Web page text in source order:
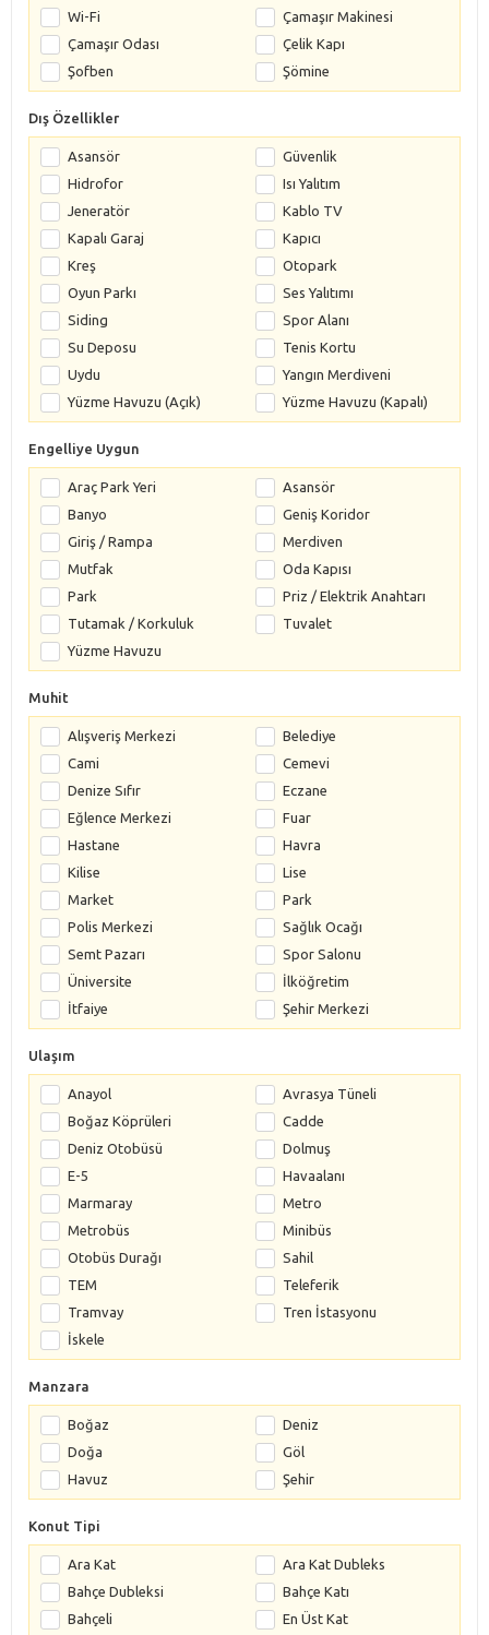
Wi-Fi
Çamaşır Makinesi
Çamaşır Odası
Çelik Kapı
Şofben
Şömine
Dış Özellikler
Asansör
Güvenlik
Hidrofor
Isı Yalıtım
Jeneratör
Kablo TV
Kapalı Garaj
Kapıcı
Kreş
Otopark
Oyun Parkı
Ses Yalıtımı
Siding
Spor Alanı
Su Deposu
Tenis Kortu
Uydu
Yangın Merdiveni
Yüzme Havuzu (Açık)
Yüzme Havuzu (Kapalı)
Engelliye Uygun
Araç Park Yeri
Asansör
Banyo
Geniş Koridor
Giriş / Rampa
Merdiven
Mutfak
Oda Kapısı
Park
Priz / Elektrik Anahtarı
Tutamak / Korkuluk
Tuvalet
Yüzme Havuzu
Muhit
Alışveriş Merkezi
Belediye
Cami
Cemevi
Denize Sıfır
Eczane
Eğlence Merkezi
Fuar
Hastane
Havra
Kilise
Lise
Market
Park
Polis Merkezi
Sağlık Ocağı
Semt Pazarı
Spor Salonu
Üniversite
İlköğretim
İtfaiye
Şehir Merkezi
Ulaşım
Anayol
Avrasya Tüneli
Boğaz Köprüleri
Cadde
Deniz Otobüsü
Dolmuş
E-5
Havaalanı
Marmaray
Metro
Metrobüs
Minibüs
Otobüs Durağı
Sahil
TEM
Teleferik
Tramvay
Tren İstasyonu
İskele
Manzara
Boğaz
Deniz
Doğa
Göl
Havuz
Şehir
Konut Tipi
Ara Kat
Ara Kat Dubleks
Bahçe Dubleksi
Bahçe Katı
Bahçeli
En Üst Kat